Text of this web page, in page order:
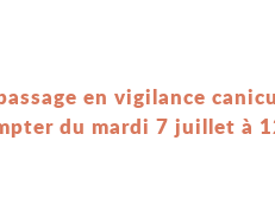
en vigilance
du mardi 7 juillet à